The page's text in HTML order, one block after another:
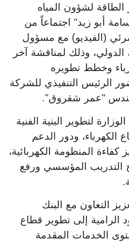
لشؤون المياه
أبو زيد" اجتماعاً من
(الفيديو) مع مسؤول
وذلك لمناقشة آخر
وخطط تطويره
الرئيس التنفيذي للشركة
"عمر شقروق".
لتطوير البنية الفنية
الكهرباء، ودور الدعم
كفاءة المنظومة الكهربائية،
التدريب المؤسسي ورفع
التعاون مع البنك
الرامية إلى تطوير قطاع
الخدمات المقدمة